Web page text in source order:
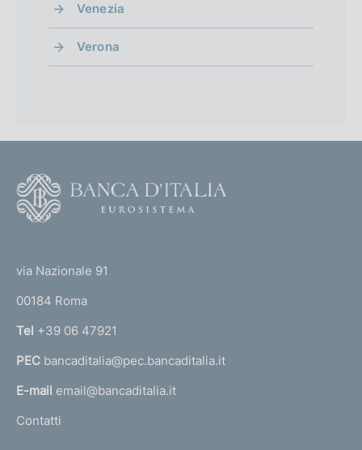
Venezia
Verona
r
n
a
l
via Nazionale 91
00184 Roma
Tel +39 06 47921
PEC bancaditalia@pec.bancaditalia.it
E-mail email@bancaditalia.it
Contatti